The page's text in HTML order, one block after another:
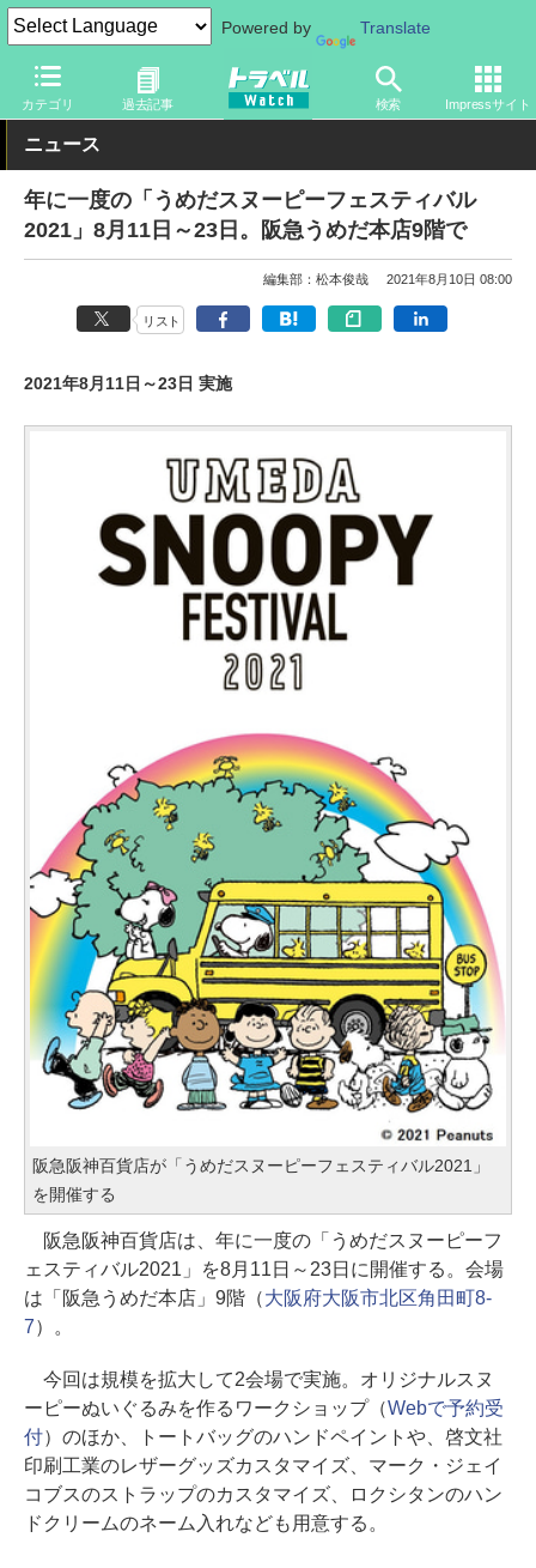
Powered by Translate
カテゴリ 過去記事 検索 Impressサイト
トラベル Watch 地域 国内旅行 京都・大阪
ニュース
年に一度の「うめだスヌーピーフェスティバル
2021」8月11日～23日。阪急うめだ本店9階で
編集部：松本俊哉 2021年8月10日 08:00
リスト
2021年8月11日～23日 実施
阪急阪神百貨店が「うめだスヌーピーフェスティバル2021」
を開催する
阪急阪神百貨店は、年に一度の「うめだスヌーピーフ
ェスティバル2021」を8月11日～23日に開催する。会場
は「阪急うめだ本店」9階（大阪府大阪市北区角田町8-
7）。
今回は規模を拡大して2会場で実施。オリジナルスヌ
ーピーぬいぐるみを作るワークショップ（Webで予約受
付）のほか、トートバッグのハンドペイントや、啓文社
印刷工業のレザーグッズカスタマイズ、マーク・ジェイ
コブスのストラップのカスタマイズ、ロクシタンのハン
ドクリームのネーム入れなども用意する。